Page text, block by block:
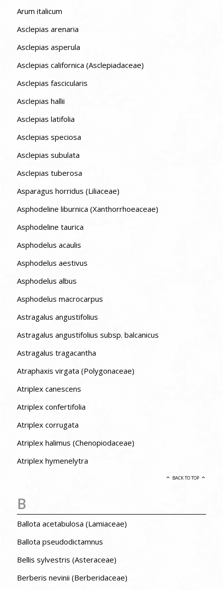
Arum italicum
Asclepias arenaria
Asclepias asperula
Asclepias californica (Asclepiadaceae)
Asclepias fascicularis
Asclepias hallii
Asclepias latifolia
Asclepias speciosa
Asclepias subulata
Asclepias tuberosa
Asparagus horridus (Liliaceae)
Asphodeline liburnica (Xanthorrhoeaceae)
Asphodeline taurica
Asphodelus acaulis
Asphodelus aestivus
Asphodelus albus
Asphodelus macrocarpus
Astragalus angustifolius
Astragalus angustifolius subsp. balcanicus
Astragalus tragacantha
Atraphaxis virgata (Polygonaceae)
Atriplex canescens
Atriplex confertifolia
Atriplex corrugata
Atriplex halimus (Chenopiodaceae)
Atriplex hymenelytra
BACK TO TOP
B
Ballota acetabulosa (Lamiaceae)
Ballota pseudodictamnus
Bellis sylvestris (Asteraceae)
Berberis nevinii (Berberidaceae)